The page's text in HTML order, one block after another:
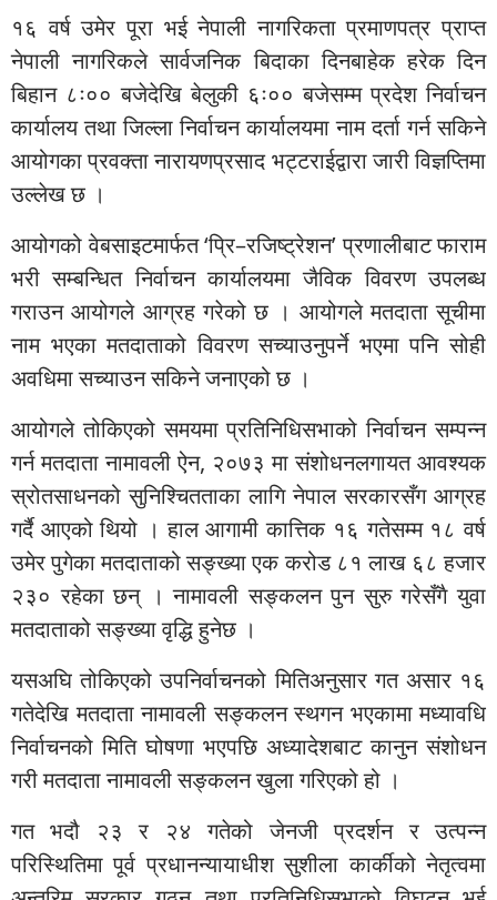
१६ वर्ष उमेर पूरा भई नेपाली नागरिकता प्रमाणपत्र प्राप्त
नेपाली नागरिकले सार्वजनिक बिदाका दिनबाहेक हरेक दिन
बिहान ८ः०० बजेदेखि बेलुकी ६ः०० बजेसम्म प्रदेश निर्वाचन
कार्यालय तथा जिल्ला निर्वाचन कार्यालयमा नाम दर्ता गर्न सकिने
आयोगका प्रवक्ता नारायणप्रसाद भट्टराईद्वारा जारी विज्ञप्तिमा
उल्लेख छ ।
आयोगको वेबसाइटमार्फत ‘प्रि–रजिष्ट्रेशन’ प्रणालीबाट फाराम
भरी सम्बन्धित निर्वाचन कार्यालयमा जैविक विवरण उपलब्ध
गराउन आयोगले आग्रह गरेको छ । आयोगले मतदाता सूचीमा
नाम भएका मतदाताको विवरण सच्याउनुपर्ने भएमा पनि सोही
अवधिमा सच्याउन सकिने जनाएको छ ।
आयोगले तोकिएको समयमा प्रतिनिधिसभाको निर्वाचन सम्पन्न
गर्न मतदाता नामावली ऐन, २०७३ मा संशोधनलगायत आवश्यक
स्रोतसाधनको सुनिश्चितताका लागि नेपाल सरकारसँग आग्रह
गर्दै आएको थियो । हाल आगामी कात्तिक १६ गतेसम्म १८ वर्ष
उमेर पुगेका मतदाताको सङ्ख्या एक करोड ८१ लाख ६८ हजार
२३० रहेका छन् । नामावली सङ्कलन पुन सुरु गरेसँगै युवा
मतदाताको सङ्ख्या वृद्धि हुनेछ ।
यसअघि तोकिएको उपनिर्वाचनको मितिअनुसार गत असार १६
गतेदेखि मतदाता नामावली सङ्कलन स्थगन भएकामा मध्यावधि
निर्वाचनको मिति घोषणा भएपछि अध्यादेशबाट कानुन संशोधन
गरी मतदाता नामावली सङ्कलन खुला गरिएको हो ।
गत भदौ २३ र २४ गतेको जेनजी प्रदर्शन र उत्पन्न
परिस्थितिमा पूर्व प्रधानन्यायाधीश सुशीला कार्कीको नेतृत्वमा